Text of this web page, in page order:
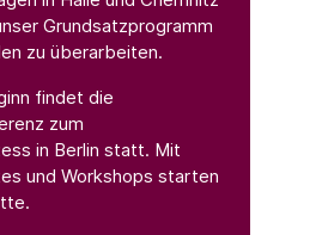
Grundsatzprogramm
zu überarbeiten.
findet die
zum
in Berlin statt. Mit
und Workshops starten